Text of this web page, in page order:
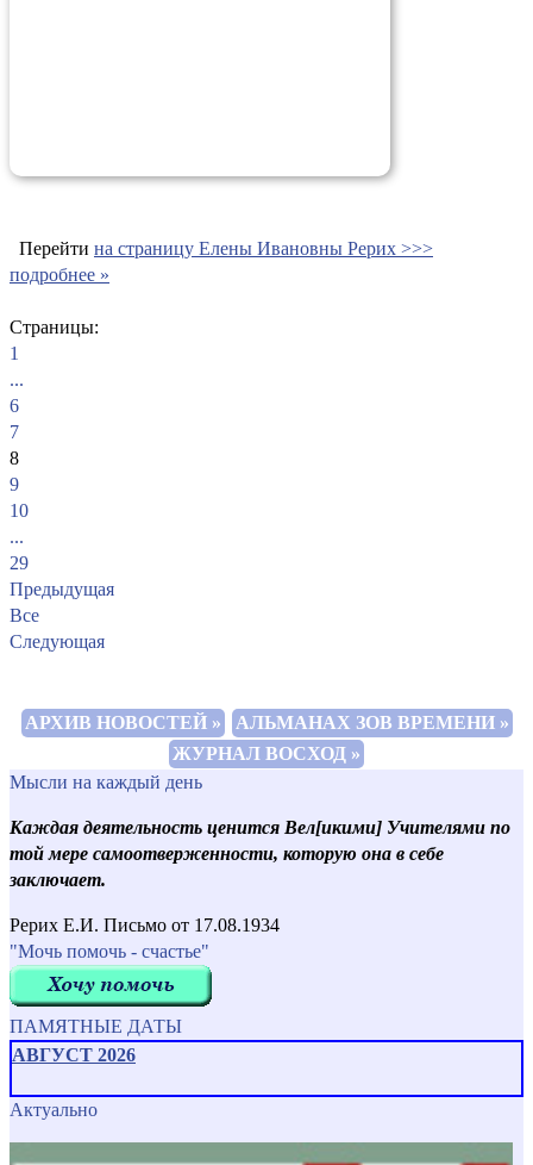
Перейти на страницу Елены Ивановны Рерих >>>
подробнее »
Страницы:
1
...
6
7
8
9
10
...
29
Предыдущая
Все
Следующая
АРХИВ НОВОСТЕЙ »
АЛЬМАНАХ ЗОВ ВРЕМЕНИ »
ЖУРНАЛ ВОСХОД »
Мысли на каждый день
Каждая деятельность ценится Вел[икими] Учителями по
той мере самоотверженности, которую она в себе
заключает.
Рерих Е.И. Письмо от 17.08.1934
"Мочь помочь - счастье"
ПАМЯТНЫЕ ДАТЫ
АВГУСТ 2026
Актуально